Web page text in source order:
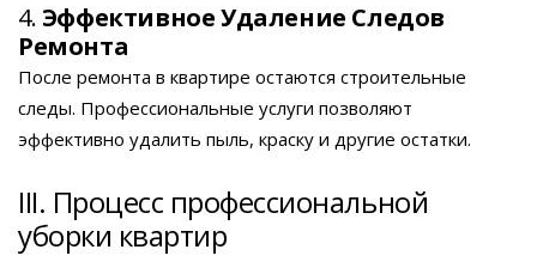
4. Эффективное Удаление Следов
Ремонта
После ремонта в квартире остаются строительные
следы. Профессиональные услуги позволяют
эффективно удалить пыль, краску и другие остатки.
III. Процесс профессиональной
уборки квартир